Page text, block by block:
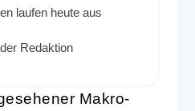
laufen heute aus
Redaktion
Makro-